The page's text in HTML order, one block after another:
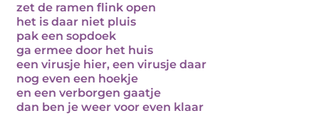
zet de ramen flink open
het is daar niet pluis
pak een sopdoek
ga ermee door het huis
een virusje hier, een virusje daar
nog even een hoekje
en een verborgen gaatje
dan ben je weer voor even klaar